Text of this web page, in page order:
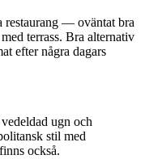
restaurang — oväntat bra
terrass. Bra alternativ
efter några dagars
ugn och
stil med
också.